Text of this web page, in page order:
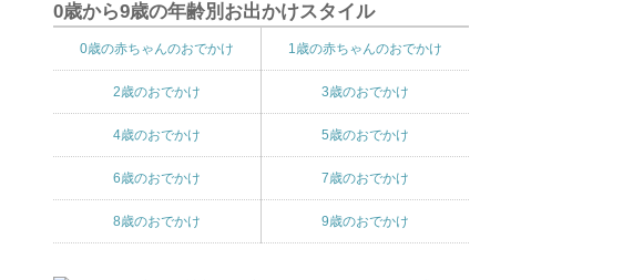
0歳から9歳の年齢別お出かけスタイル
0歳の赤ちゃんのおでかけ 1歳の赤ちゃんのおでかけ
2歳のおでかけ 3歳のおでかけ
4歳のおでかけ 5歳のおでかけ
6歳のおでかけ 7歳のおでかけ
8歳のおでかけ 9歳のおでかけ